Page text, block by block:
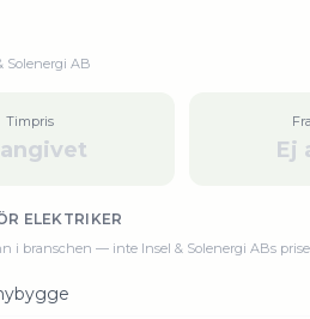
Solenergi AB
Timpris
Ej
ELEKTRIKER
i branschen — inte Insel & Solenergi ABs